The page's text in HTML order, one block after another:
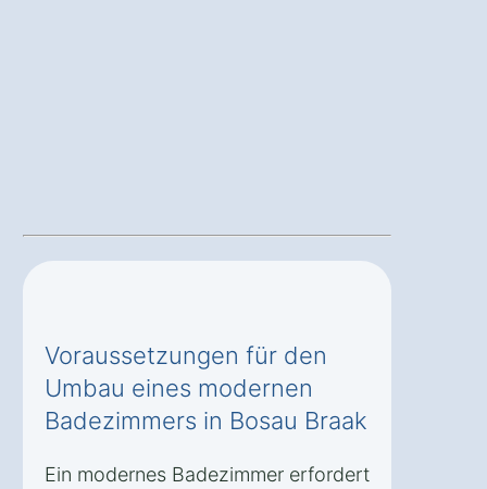
Voraussetzungen für den
Umbau eines modernen
Badezimmers in Bosau Braak
Ein modernes Badezimmer erfordert